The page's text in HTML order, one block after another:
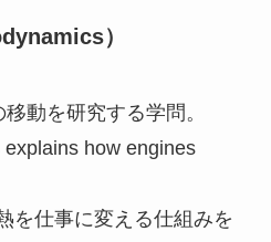
）
動を研究する学問。
how engines
を仕事に変える仕組みを